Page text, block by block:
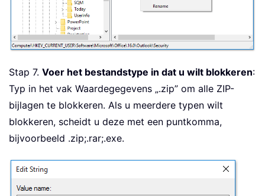
Stap 7. Voer het bestandstype in dat u wilt blokkeren:
Typ in het vak Waardegegevens „.zip” om alle ZIP-
bijlagen te blokkeren. Als u meerdere typen wilt
blokkeren, scheidt u deze met een puntkomma,
bijvoorbeeld .zip;.rar;.exe.